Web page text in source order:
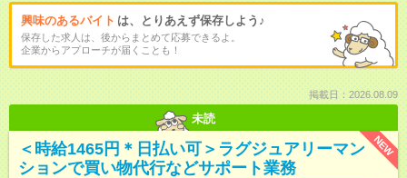
興味のあるバイト は、とりあえず保存しよう♪
保存した求人は、後からまとめて応募できるよ。
企業からアプローチが届くことも！
掲載日：2026.08.09
未読
NEW
＜時給1465円＊日払い可＞ラグジュアリーマン
ションで買い物代行などサポート業務